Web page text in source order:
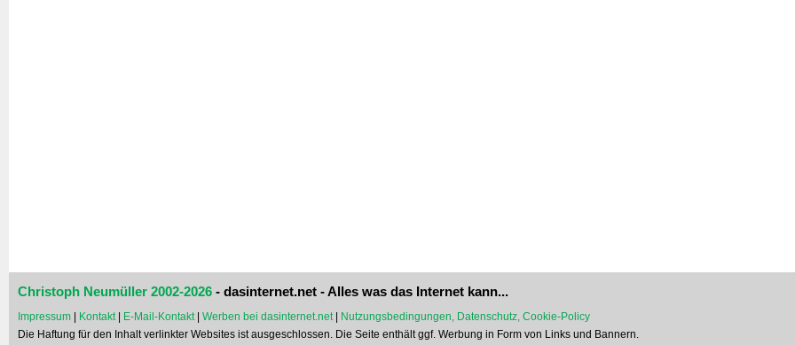
Christoph Neumüller 2002-2026 - dasinternet.net - Alles was das Internet kann...
Impressum | Kontakt | E-Mail-Kontakt | Werben bei dasinternet.net | Nutzungsbedingungen, Datenschutz, Cookie-Policy
Die Haftung für den Inhalt verlinkter Websites ist ausgeschlossen. Die Seite enthält ggf. Werbung in Form von Links und Bannern.